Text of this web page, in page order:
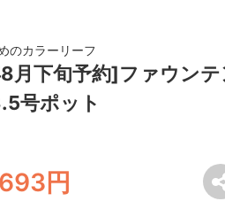
のカラーリーフ
月下旬予約]ファウン
号ポット
693円